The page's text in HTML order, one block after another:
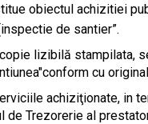
obiectul achizitiei
de santier”.
lizibilă stampilata,
cu
achiziţionate, in
de Trezorerie al